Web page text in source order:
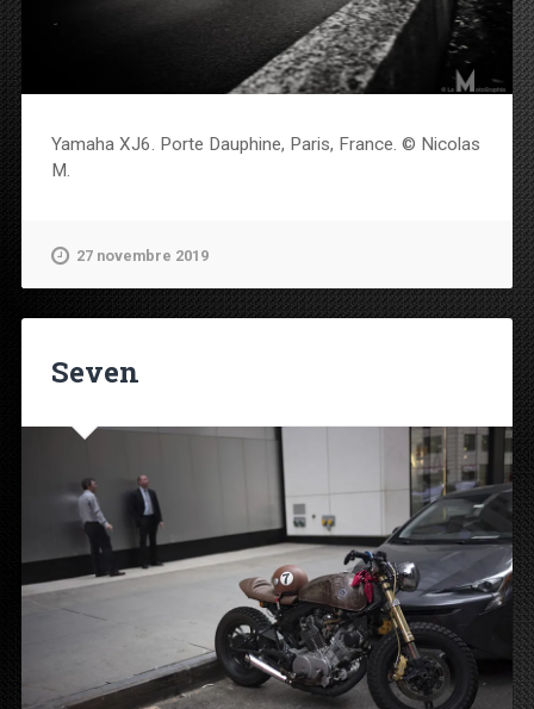
Yamaha XJ6. Porte Dauphine, Paris, France. © Nicolas
M.
27 novembre 2019
Seven